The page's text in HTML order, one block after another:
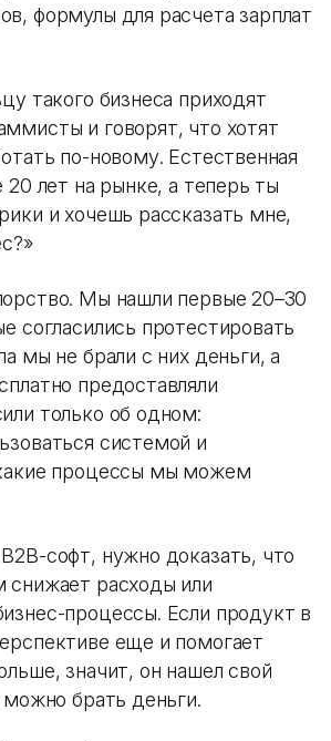
формулы для расчета зарплат
такого бизнеса приходят
и говорят, что хотят
по-новому. Естественная
20 лет на рынке, а теперь ты
и хочешь рассказать мне,
Мы нашли первые 20–30
согласились протестировать
мы не брали с них деньги, а
предоставляли
только об одном:
системой и
процессы мы можем
софт, нужно доказать, что
расходы или
процессы. Если продукт в
еще и помогает
значит, он нашел свой
можно брать деньги.